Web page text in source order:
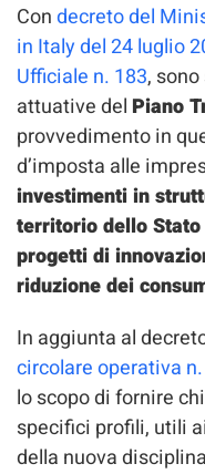
Condecreto del
in Italy del 24 luglio
Ufficiale n. 183,
attuative del Piano
provvedimento in
d’imposta alle
investimenti in
territorio dello
progetti di
riduzione dei
In aggiunta al
circolare operativa
lo scopo di fornire
specifici profili, utili
della nuova